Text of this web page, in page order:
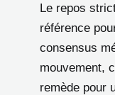
Le repos
référence
consensus
mouvement,
remède pour